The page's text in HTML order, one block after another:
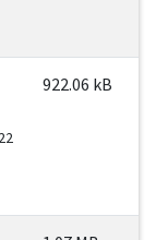
922.06 kB